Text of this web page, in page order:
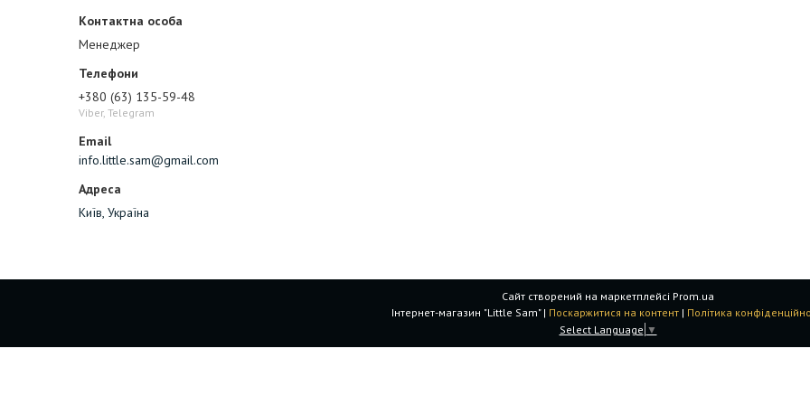
Менеджер
+380 (63) 135-59-48
Viber, Telegram
info.little.sam@gmail.com
Київ, Україна
Сайт створений на маркетплейсі Prom.ua
Інтернет-магазин "Little Sam" | Поскаржитися на контент | Політика
Select Language ▼